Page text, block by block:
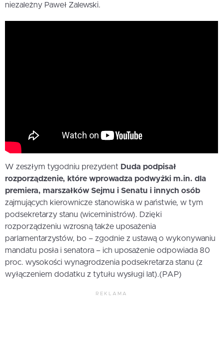
niezależny Paweł Zalewski.
W zeszłym tygodniu prezydent Duda podpisał
rozporządzenie, które wprowadza podwyżki m.in. dla
premiera, marszałków Sejmu i Senatu i innych osób
zajmujących kierownicze stanowiska w państwie, w tym
podsekretarzy stanu (wiceministrów). Dzięki
rozporządzeniu wzrosną także uposażenia
parlamentarzystów, bo – zgodnie z ustawą o wykonywaniu
mandatu posła i senatora – ich uposażenie odpowiada 80
proc. wysokości wynagrodzenia podsekretarza stanu (z
wyłączeniem dodatku z tytułu wysługi lat).(PAP)
REKLAMA